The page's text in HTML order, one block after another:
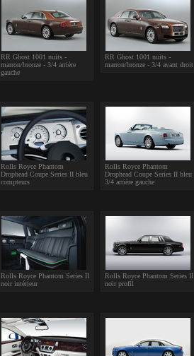
RR Ghost 1001 nuits -
marron/bronze - 3/4 arrière
gauche
RR Ghost 1001 nuits -
marron/bronze - 3/4 avant droit
Rolls Royce Phantom
Drophead Coupe Series II bleu
compteurs
Rolls Royce Phantom
Drophead Coupe Series II bleu
3/4 arrière gauche
Rolls Royce Phantom Series II
noir intérieur
Rolls Royce Phantom Series II
noir profil